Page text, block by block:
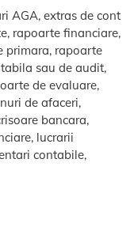
AGA, extras de cont
rapoarte financiare,
primara, rapoarte
sau de audit,
de evaluare,
de afaceri,
bancara,
lucrarii
contabile,